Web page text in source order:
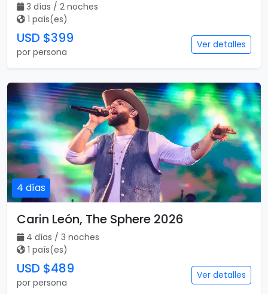
3 días / 2 noches
1 país(es)
USD $399
por persona
Ver detalles
4 días
Carin León, The Sphere 2026
4 días / 3 noches
1 país(es)
USD $489
por persona
Ver detalles